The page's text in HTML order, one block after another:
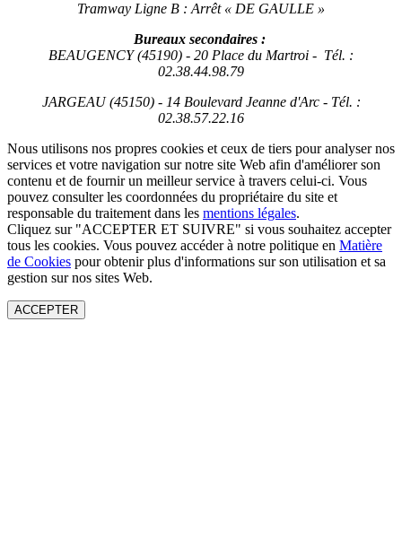
Tramway Ligne B : Arrêt « DE GAULLE »
Bureaux secondaires :
BEAUGENCY (45190) - 20 Place du Martroi - Tél. :
02.38.44.98.79
JARGEAU (45150) - 14 Boulevard Jeanne d'Arc - Tél. :
02.38.57.22.16
Nous utilisons nos propres cookies et ceux de tiers pour analyser nos
services et votre navigation sur notre site Web afin d'améliorer son
contenu et de fournir un meilleur service à travers celui-ci. Vous
pouvez consulter les coordonnées du propriétaire du site et
responsable du traitement dans les mentions légales.
Cliquez sur "ACCEPTER ET SUIVRE" si vous souhaitez accepter
tous les cookies. Vous pouvez accéder à notre politique en Matière
de Cookies pour obtenir plus d'informations sur son utilisation et sa
gestion sur nos sites Web.
ACCEPTER